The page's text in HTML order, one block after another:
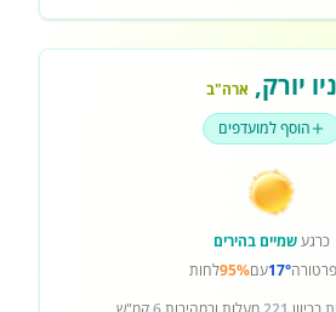
ניו יורק, ארה"ב
הוסף למועדפים
כרגעשמיים בהירים
17°עם95%לחות